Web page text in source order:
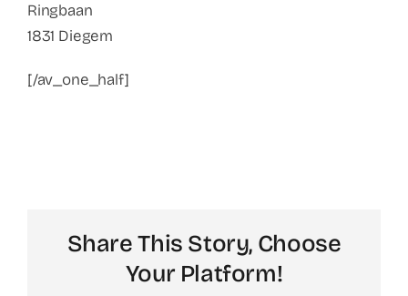
Ringbaan
1831 Diegem
[/av_one_half]
Share This Story, Choose
Your Platform!